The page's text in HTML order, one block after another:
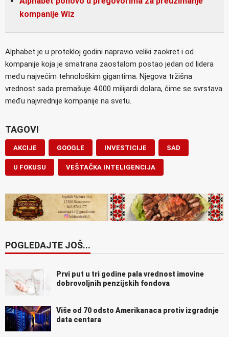
kompanije Wiz
Alphabet je u protekloj godini napravio veliki zaokret i od
kompanije koja je smatrana zaostalom postao jedan od lidera
među najvećim tehnološkim gigantima. Njegova tržišna
vrednost sada premašuje 4.000 milijardi dolara, čime se svrstava
među najvrednije kompanije na svetu.
TAGOVI
AKCIJE GOOGLE INVESTICIJE SAD
U FOKUSU VEŠTAČKA INTELIGENCIJA
POGLEDAJTE JOŠ...
Prvi put u tri godine pala vrednost imovine
dobrovoljnih penzijskih fondova
Više od 70 odsto Amerikanaca protiv izgradnje
data centara